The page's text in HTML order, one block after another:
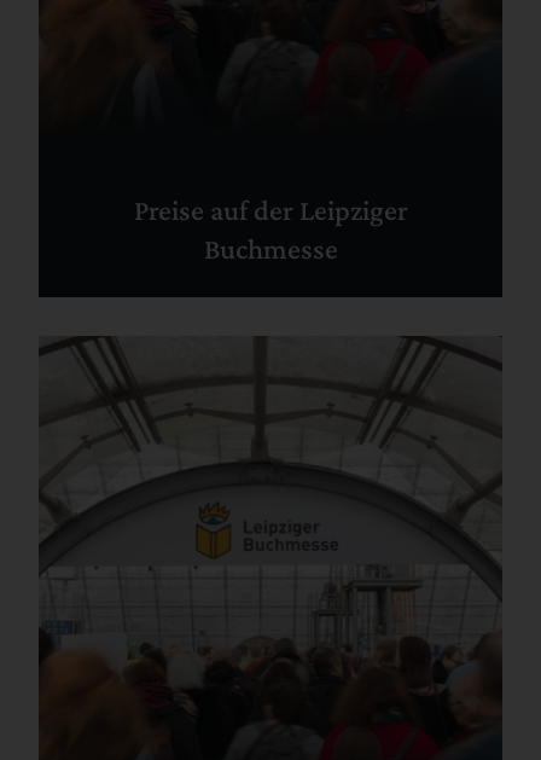
Preise auf der Leipziger
Buchmesse